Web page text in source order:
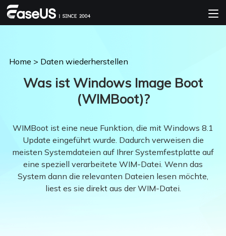
Home > Daten wiederherstellen
Was ist Windows Image Boot
(WIMBoot)?
WIMBoot ist eine neue Funktion, die mit Windows 8.1
Update eingeführt wurde. Dadurch verweisen die
meisten Systemdateien auf Ihrer Systemfestplatte auf
eine speziell verarbeitete WIM-Datei. Wenn das
System dann die relevanten Dateien lesen möchte,
liest es sie direkt aus der WIM-Datei.